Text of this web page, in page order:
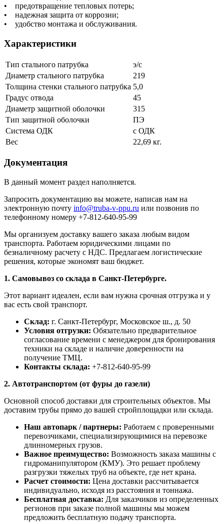
• предотвращение тепловых потерь;
• надежная защита от коррозии;
• удобство монтажа и обслуживания.
Характеристики
Тип стального патрубка
э/с
Диаметр стального патрубка
219
Толщина стенки стального патрубка 5,0
Градус отвода
45
Диаметр защитной оболочки
315
Тип защитной оболочки
ПЭ
Система ОДК
с ОДК
Вес
22,69 кг.
Документация
В данный момент раздел наполняется.
Запросить документацию вы можете, написав нам на
электронную почту info@truba-v-ppu.ru или позвонив по
телефонному номеру +7-812-640-95-99
Мы организуем доставку вашего заказа любым видом
транспорта. Работаем юридическими лицами по
безналичному расчету с НДС. Предлагаем логистические
решения, которые экономят ваш бюджет.
1. Самовывоз со склада в Санкт-Петербурге.
Этот вариант идеален, если вам нужна срочная отгрузка и у
вас есть свой транспорт.
Склад: г. Санкт-Петербург, Московское ш., д. 50
Условия отгрузки: Обязательно предварительное
согласование времени с менеджером для бронирования
техники на складе и наличие доверенности на
получение ТМЦ.
Контакты склада: +7-812-640-95-99
2. Автотранспортом (от фуры до газели)
Основной способ доставки для строительных объектов. Мы
доставим трубы прямо до вашей стройплощадки или склада.
Наш автопарк / партнеры: Работаем с проверенными
перевозчиками, специализирующимися на перевозке
длинномерных грузов.
Важное преимущество: Возможность заказа машины с
гидроманипулятором (КМУ). Это решает проблему
разгрузки тяжелых труб на объекте, где нет крана.
Расчет стоимости: Цена доставки рассчитывается
индивидуально, исходя из расстояния и тоннажа.
Бесплатная доставка: Для заказчиков из определенных
регионов при заказе полной машины мы можем
предложить бесплатную подачу транспорта.